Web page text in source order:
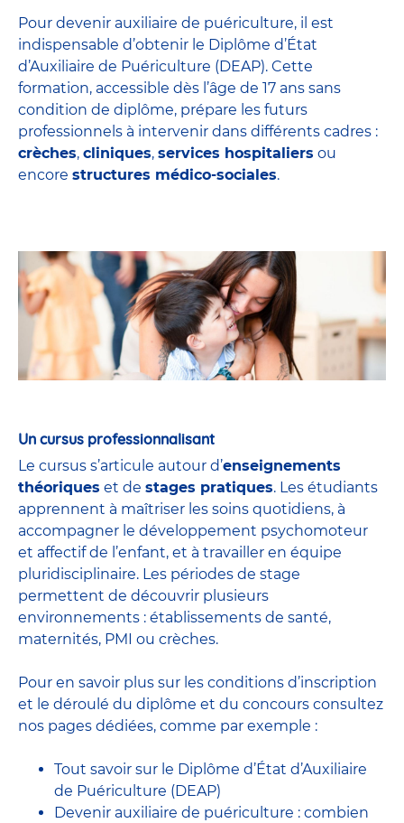
Pour devenir auxiliaire de puériculture, il est
indispensable d’obtenir le Diplôme d’État
d’Auxiliaire de Puériculture (DEAP). Cette
formation, accessible dès l’âge de 17 ans sans
condition de diplôme, prépare les futurs
professionnels à intervenir dans différents cadres :
crèches, cliniques, services hospitaliers ou
encore structures médico-sociales.
Un cursus professionnalisant
Le cursus s’articule autour d’enseignements
théoriques et de stages pratiques. Les étudiants
apprennent à maîtriser les soins quotidiens, à
accompagner le développement psychomoteur
et affectif de l’enfant, et à travailler en équipe
pluridisciplinaire. Les périodes de stage
permettent de découvrir plusieurs
environnements : établissements de santé,
maternités, PMI ou crèches.
Pour en savoir plus sur les conditions d’inscription
et le déroulé du diplôme et du concours consultez
nos pages dédiées, comme par exemple :
Tout savoir sur le Diplôme d’État d’Auxiliaire
de Puériculture (DEAP)
Devenir auxiliaire de puériculture : combien